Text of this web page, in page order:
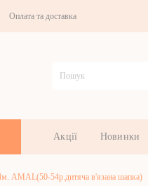
Оплата та доставка
Акції Новинки
AMAL(50-54р.дитяча в'язана шапка)